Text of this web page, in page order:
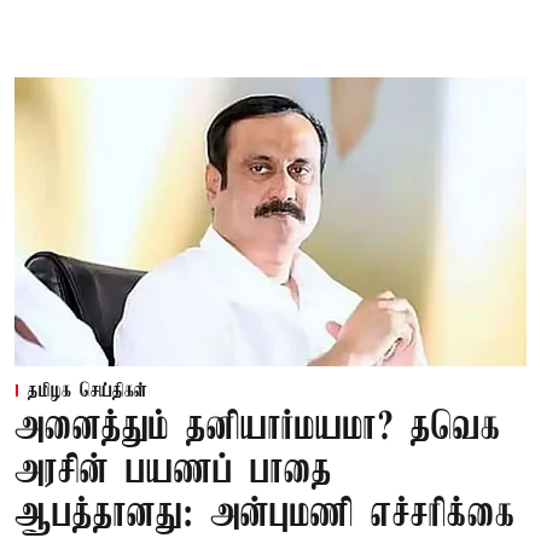
தமிழக செய்திகள்
அனைத்தும் தனியார்மயமா? தவெக
அரசின் பயணப் பாதை
ஆபத்தானது: அன்புமணி எச்சரிக்கை